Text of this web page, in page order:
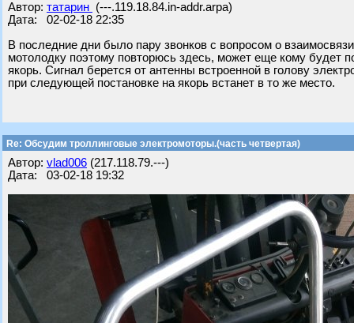
Автор: татарин (---.119.18.84.in-addr.arpa)
Дата: 02-02-18 22:35
В последние дни было пару звонков с вопросом о
мотолодку поэтому повторюсь здесь, может еще кому будет
якорь. Сигнал берется от антенны встроенной в голову
при следующей постановке на якорь встанет в то же место.
Re: Обсудим троллинговые электромоторы.(часть четвертая)
Автор: vlad006 (217.118.79.---)
Дата: 03-02-18 19:32